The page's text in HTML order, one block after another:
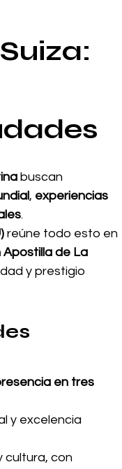
buscan
, experiencias
.
reúne todo esto en
de La
y prestigio
en tres
y excelencia
cultura, con